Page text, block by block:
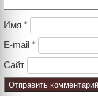
Имя *
E-mail *
Сайт